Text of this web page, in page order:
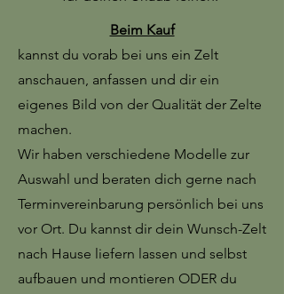
Beim Kauf
kannst du vorab bei uns ein Zelt
anschauen, anfassen und dir ein
eigenes Bild von der Qualität der Zelte
machen.
Wir haben verschiedene Modelle zur
Auswahl und beraten dich gerne nach
Terminvereinbarung persönlich bei uns
vor Ort. Du kannst dir dein Wunsch-Zelt
nach Hause liefern lassen und selbst
aufbauen und montieren ODER du